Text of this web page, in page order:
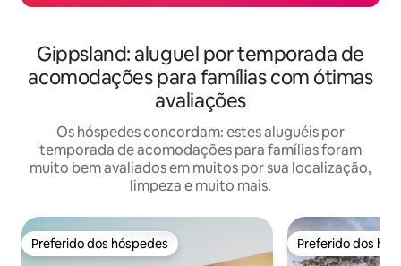
Gippsland: aluguel por temporada de
acomodações para famílias com ótimas
avaliações
Os hóspedes concordam: estes aluguéis por
temporada de acomodações para famílias foram
muito bem avaliados em muitos por sua localização,
limpeza e muito mais.
Preferido dos hóspedes
Preferido dos hóspedes Preferido dos
Preferido dos